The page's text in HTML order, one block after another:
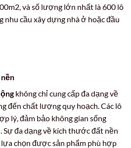
và số lượng lớn nhất là 600 lô
nhu cầu xây dựng nhà ở hoặc đầu
không chỉ cung cấp đa dạng về
đến chất lượng quy hoạch. Các lô
lý, đảm bảo không gian sống
Sự đa dạng về kích thước đất nền
chọn được sản phẩm phù hợp